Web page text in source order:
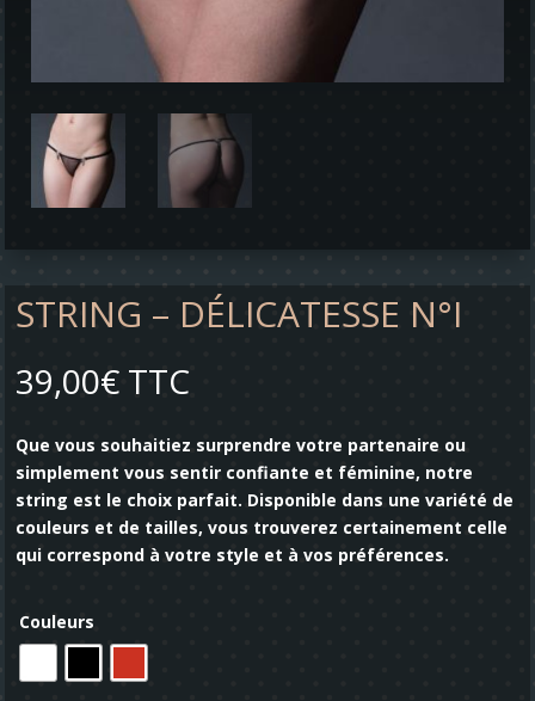
STRING – DÉLICATESSE N°I
39,00€ TTC
Que vous souhaitiez surprendre votre partenaire ou
simplement vous sentir confiante et féminine, notre
string est le choix parfait. Disponible dans une variété de
couleurs et de tailles, vous trouverez certainement celle
qui correspond à votre style et à vos préférences.
Couleurs